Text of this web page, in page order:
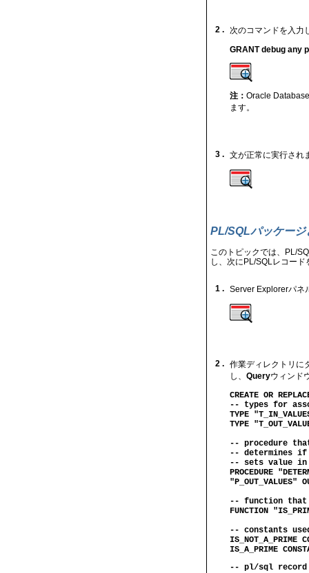
2 .
次のコマンドを入力
GRANT debug any
注： Oracle
ます。
3 . 文が正常に実行され
PL/SQLパッケージ
このトピックでは、PL/
し、次にPL/SQLレコー
1 . Server Explorerパネ
2 . 作業ディレクトリに
し、 Queryウィンド
CREATE OR
-- types for
TYPE
TYPE
-- procedure
-- determines if
-- sets value in
PROCEDURE
"P_OUT_VALUES"
-- function that
FUNCTION
-- constants
IS_NOT_A_PRIME
IS_A_PRIME
-- pl/sql